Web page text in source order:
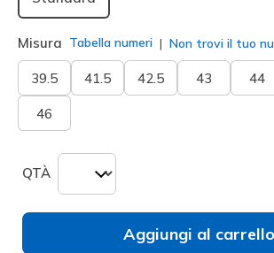
Misura Tabella numeri Non trovi il tuo
39.5 41.5 42.5 43 44
46
QTÀ
Aggiungi al carrello